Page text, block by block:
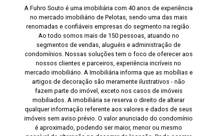
A Fuhro Souto é uma imobiliária com 40 anos de experiência
no mercado imobiliário de Pelotas, sendo uma das mais
renomadas e confiáveis empresas do segmento na região.
Ao todo somos mais de 150 pessoas, atuando no
segmentos de vendas, aluguéis e administração de
condomínios. Nossas soluções tem o foco de oferecer aos
nossos clientes e parceiros, experiência incríveis no
mercado imobiliário. A Imobiliária informa que as mobílias e
artigos de decoração são meramente ilustrativos - não
fazem parte do imóvel, exceto nos casos de imóveis
mobiliados. A imobiliária se reserva o direito de alterar
qualquer informação referente aos valores e dados de seus
imóveis sem aviso prévio. O valor anunciado do condomínio
é aproximado, podendo ser maior, menor ou mesmo